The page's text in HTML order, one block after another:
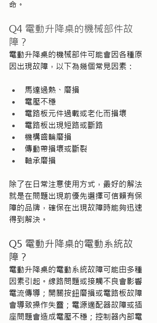
命。
Q4 電動升降桌的機械部件故
障？
電動升降桌的機械部件可能會因各種原
因出現故障，以下為幾個常見因素：
馬達過熱、磨損
電壓不穩
電路板元件過載或老化而損壞
電路板出現短路或斷路
機構齒輪磨損
傳動帶損壞或斷裂
軸承磨損
除了在日常注意使用方式，最好的解法
就是在問題出現前優先選擇可信賴有保
障的品牌，確保在出現故障時能夠迅速
得到解決。
Q5 電動升降桌的電動系統故
障？
電動升降桌的電動系統故障可能由多種
因素引起。線路問題或接觸不良會影響
電流傳導；開關按鈕磨損或電路板故障
會導致操作失靈；電源適配器故障或插
座問題會造成電壓不穩；控制器內部電